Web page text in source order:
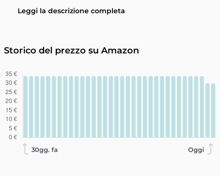
Leggi la descrizione completa
Storico del prezzo su Amazon
30gg. fa Oggi